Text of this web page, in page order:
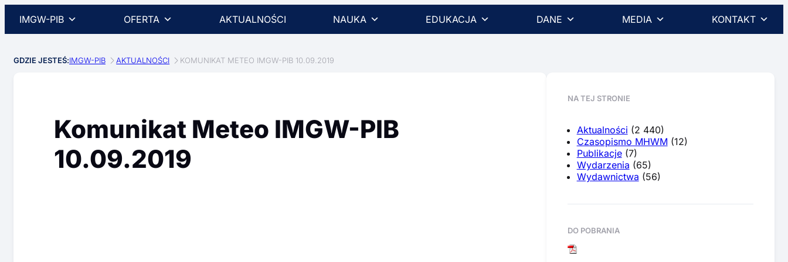
IMGW-PIB OFERTA AKTUALNOŚCI NAUKA EDUKACJA DANE MEDIA KONTAKT
GDZIE JESTEŚ:IMGW-PIB AKTUALNOŚCI KOMUNIKAT METEO IMGW-PIB 10.09.2019
Komunikat Meteo IMGW-PIB
10.09.2019
NA TEJ STRONIE
Aktualności (2 440)
Czasopismo MHWM (12)
Publikacje(7)
Wydarzenia (65)
Wydawnictwa (56)
DO POBRANIA